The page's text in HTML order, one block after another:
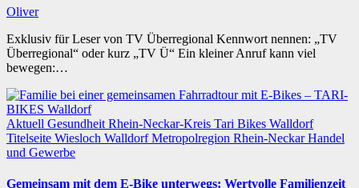
Oliver
Exklusiv für Leser von TV Überregional Kennwort nennen: „TV
Überregional“ oder kurz „TV Ü“ Ein kleiner Anruf kann viel
bewegen:…
Aktuell Gesundheit Rhein-Neckar-Kreis Tari Bikes Walldorf
Titelseite Wiesloch WalldorfMetropolregion Rhein-Neckar Handel
und Gewerbe
Gemeinsam mit dem E-Bike unterwegs: Wertvolle Familienzeit